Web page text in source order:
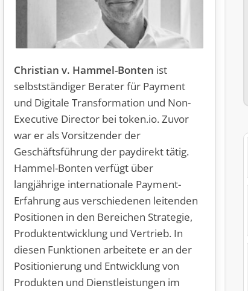
Christian v. Hammel-Bonten ist
selbstständiger Berater für Payment
und Digitale Transformation und Non-
Executive Director bei token.io. Zuvor
war er als Vorsitzender der
Geschäftsführung der paydirekt tätig.
Hammel-Bonten verfügt über
langjährige internationale Payment-
Erfahrung aus verschiedenen leitenden
Positionen in den Bereichen Strategie,
Produktentwicklung und Vertrieb. In
diesen Funktionen arbeitete er an der
Positionierung und Entwicklung von
Produkten und Dienstleistungen im